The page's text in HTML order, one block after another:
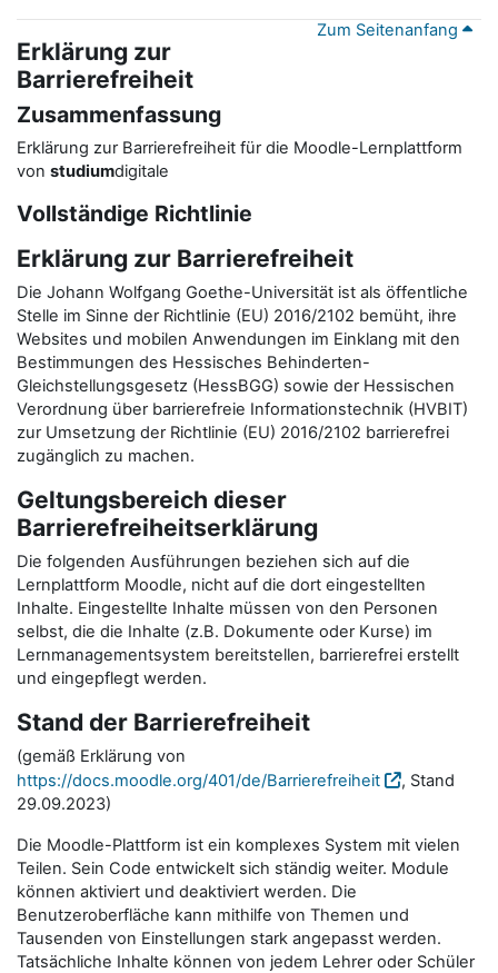
Zum Seitenanfang
Erklärung zur
Barrierefreiheit
Zusammenfassung
Erklärung zur Barrierefreiheit für die Moodle-Lernplattform
von studiumdigitale
Vollständige Richtlinie
Erklärung zur Barrierefreiheit
Die Johann Wolfgang Goethe-Universität ist als öffentliche
Stelle im Sinne der Richtlinie (EU) 2016/2102 bemüht, ihre
Websites und mobilen Anwendungen im Einklang mit den
Bestimmungen des Hessisches Behinderten-
Gleichstellungsgesetz (HessBGG) sowie der Hessischen
Verordnung über barrierefreie Informationstechnik (HVBIT)
zur Umsetzung der Richtlinie (EU) 2016/2102 barrierefrei
zugänglich zu machen.
Geltungsbereich dieser
Barrierefreiheitserklärung
Die folgenden Ausführungen beziehen sich auf die
Lernplattform Moodle, nicht auf die dort eingestellten
Inhalte. Eingestellte Inhalte müssen von den Personen
selbst, die die Inhalte (z.B. Dokumente oder Kurse) im
Lernmanagementsystem bereitstellen, barrierefrei erstellt
und eingepflegt werden.
Stand der Barrierefreiheit
(gemäß Erklärung von
https://docs.moodle.org/401/de/Barrierefreiheit
, Stand
29.09.2023)
Die Moodle-Plattform ist ein komplexes System mit vielen
Teilen. Sein Code entwickelt sich ständig weiter. Module
können aktiviert und deaktiviert werden. Die
Benutzeroberfläche kann mithilfe von Themen und
Tausenden von Einstellungen stark angepasst werden.
Tatsächliche Inhalte können von jedem Lehrer oder Schüler